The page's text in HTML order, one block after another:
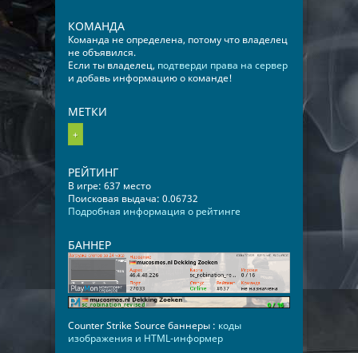
КОМАНДА
Команда не определена, потому что владелец
не объявился.
Если ты владелец, подтверди права на сервер
и добавь информацию о команде!
МЕТКИ
+
РЕЙТИНГ
В игре: 637 место
Поисковая выдача: 0.06732
Подробная информация о рейтинге
БАННЕР
Counter Strike Source баннеры : коды
изображения и HTML-информер